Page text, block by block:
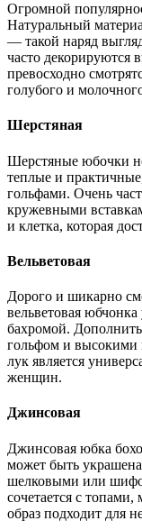
Огромной
Натуральный
— такой наряд
часто
превосходно
голубого и
Шерстяная
Шерстяные юбочки
теплые и
гольфами. Очень
кружевными
и клетка, которая
Вельветовая
Дорого и шикарно
вельветовая
бахромой.
гольфом и высокими
лук является
женщин.
Джинсовая
Джинсовая юбка
может быть
шелковыми или
сочетается с
образ подходит для